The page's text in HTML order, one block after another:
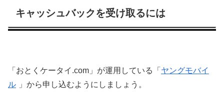
キャッシュバックを受け取るには
「おとくケータイ.com」が運用している「 ヤングモバイ
ル
」から申し込むようにしましょう。